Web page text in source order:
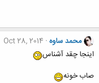
محمد ساوه Oct 28, 2014
اینجا چقد آشناس
صاب خونه